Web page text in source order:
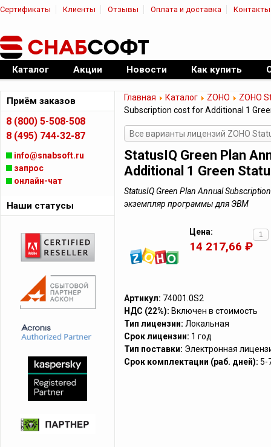
Сертификаты Клиенты Отзывы Оплата и доставка Контакты
Официальный дилер ПО
Каталог Акции Новости Как купить
Главная Каталог ZOHO
ZOHO
Subscription cost for Additional 1
Все варианты лицензий ZOHO
StatusIQ Green Plan
Additional 1 Green
StatusIQ Green Plan Annual
экземпляр программы для ЭВМ
Цена:
14 217,66 ₽
Артикул: 74001.0S2
НДС (22%): Включен в стоимость
Тип лицензии: Локальная
Срок лицензии: 1 год
Тип поставки: Электронная
Срок комплектации (раб. дней): 5-
Приём заказов
8 (800) 5-508-508
8 (495) 744-32-87
info@snabsoft.ru
запрос
онлайн-чат
Наши статусы